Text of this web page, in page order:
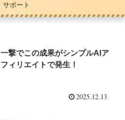
サポート
一撃でこの成果がシンプルAIア
フィリエイトで発生！
2025.12.13